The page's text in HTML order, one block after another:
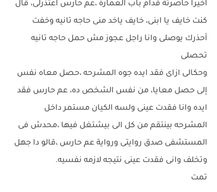
اخيرا حاصرتة قدام باب العمارة ،عم حارس اعتذرلى، قال
كنت خايف يا ابنى، خايف ياخد منى حاجه تانيه وخفت
أحذرك يوصلى وانا راجل عجوز مش حمل حاجه تانيه
تحصلى
وحكالى ازاى فقد ايده جوه المشرحه ،حصل معاه نفس
إلى حصل معايا، من نفس الشخص ده، عم حارس فقد
ايده وانا فقدت عينى ولسه الكيان مستمر داخل
المشرحه بينتقم من كل الى بيشتغل فيها ،محدش فى
المستشفى صدق روايتى ورواية عم حارس ،قالو دا جهل
وتخلف وانى فقدت عينى نتيجه لازمه نفسيه.
تمت